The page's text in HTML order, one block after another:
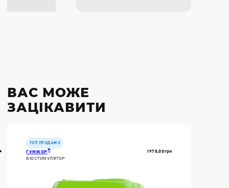
ВАС МОЖЕ
ЗАЦІКАВИТИ
ГУМІКОР®
БІОСТИМУЛЯТОР
1975,00Грн
ТОП ПРОДАЖУ